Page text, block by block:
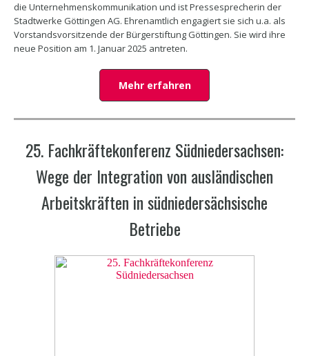
die Unternehmenskommunikation und ist Pressesprecherin der
Stadtwerke Göttingen AG. Ehrenamtlich engagiert sie sich u.a. als
Vorstandsvorsitzende der Bürgerstiftung Göttingen. Sie wird ihre
neue Position am 1. Januar 2025 antreten.
Mehr erfahren
25. Fachkräftekonferenz Südniedersachsen:
Wege der Integration von ausländischen
Arbeitskräften in südniedersächsische
Betriebe